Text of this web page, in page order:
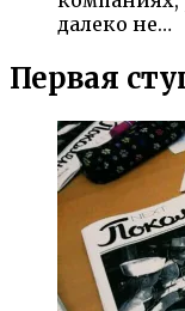
далеко не…
Первая